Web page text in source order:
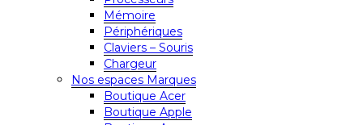
Mémoire
Périphériques
Claviers – Souris
Chargeur
Nos espaces Marques
Boutique Acer
Boutique Apple